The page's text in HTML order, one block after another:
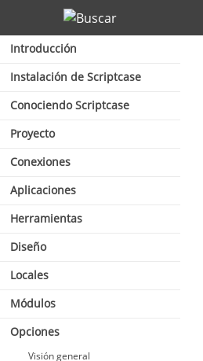
Buscar
Introducción
Instalación de Scriptcase
Conociendo Scriptcase
Proyecto
Conexiones
Aplicaciones
Herramientas
Diseño
Locales
Módulos
Opciones
Visión general